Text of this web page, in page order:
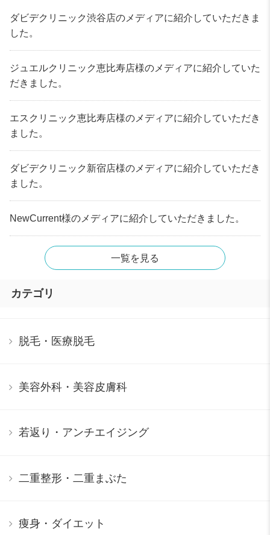
ダビデクリニック渋谷店のメディアに紹介していただきま
した。
ジュエルクリニック恵比寿店様のメディアに紹介していた
だきました。
エスクリニック恵比寿店様のメディアに紹介していただき
ました。
ダビデクリニック新宿店様のメディアに紹介していただき
ました。
NewCurrent様のメディアに紹介していただきました。
一覧を見る
カテゴリ
脱毛・医療脱毛
美容外科・美容皮膚科
若返り・アンチエイジング
二重整形・二重まぶた
痩身・ダイエット